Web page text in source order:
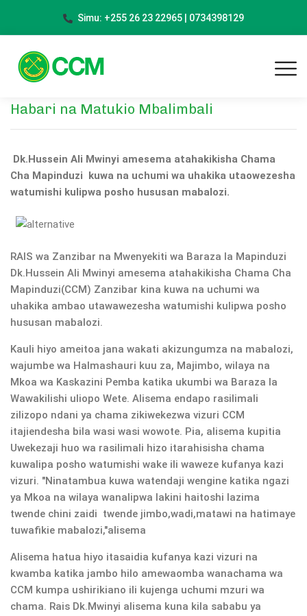
Simu: +255 26 23 22965 | 0734398129
Habari na Matukio Mbalimbali
Dk.Hussein Ali Mwinyi amesema atahakikisha Chama
Cha Mapinduzi kuwa na uchumi wa uhakika utaowezesha
watumishi kulipwa posho hususan mabalozi.
RAIS wa Zanzibar na Mwenyekiti wa Baraza la Mapinduzi
Dk.Hussein Ali Mwinyi amesema atahakikisha Chama Cha
Mapinduzi(CCM) Zanzibar kina kuwa na uchumi wa
uhakika ambao utawawezesha watumishi kulipwa posho
hususan mabalozi.
Kauli hiyo ameitoa jana wakati akizungumza na mabalozi,
wajumbe wa Halmashauri kuu za, Majimbo, wilaya na
Mkoa wa Kaskazini Pemba katika ukumbi wa Baraza la
Wawakilishi uliopo Wete. Alisema endapo rasilimali
zilizopo ndani ya chama zikiwekezwa vizuri CCM
itajiendesha bila wasi wasi wowote. Pia, alisema kupitia
Uwekezaji huo wa rasilimali hizo itarahisisha chama
kuwalipa posho watumishi wake ili waweze kufanya kazi
vizuri. "Ninatambua kuwa watendaji wengine katika ngazi
ya Mkoa na wilaya wanalipwa lakini haitoshi lazima
twende chini zaidi twende jimbo,wadi,matawi na hatimaye
tuwafikie mabalozi,"alisema
Alisema hatua hiyo itasaidia kufanya kazi vizuri na
kwamba katika jambo hilo amewaomba wanachama wa
CCM kumpa ushirikiano ili kujenga uchumi mzuri wa
chama. Rais Dk.Mwinyi alisema kuna kila sababu ya